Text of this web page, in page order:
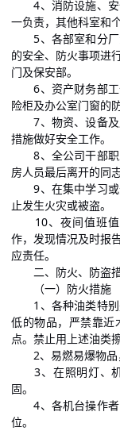
4、消防设施、安
一负责，其他科室和
5、各部室和分厂
的安全、防火事项进
门及保安部。
6、资产财务部工
险柜及办公室门窗的
7、物资、设备及
措施做好安全工作。
8、全公司干部职
房人员最后离开的同
9、在集中学习或
止发生火灾或被盗。
10、夜间值班值
作，发现情况及时报
应责任。
二、防火、防盗
（一）防火措施
1、各种油类特别
低的物品，严禁靠近
点。禁止用上述油类
2、易燃易爆物品
3、在照明灯、机
固。
4、各机台操作者
位。